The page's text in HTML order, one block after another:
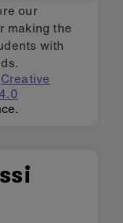
our
making the
with
Creative